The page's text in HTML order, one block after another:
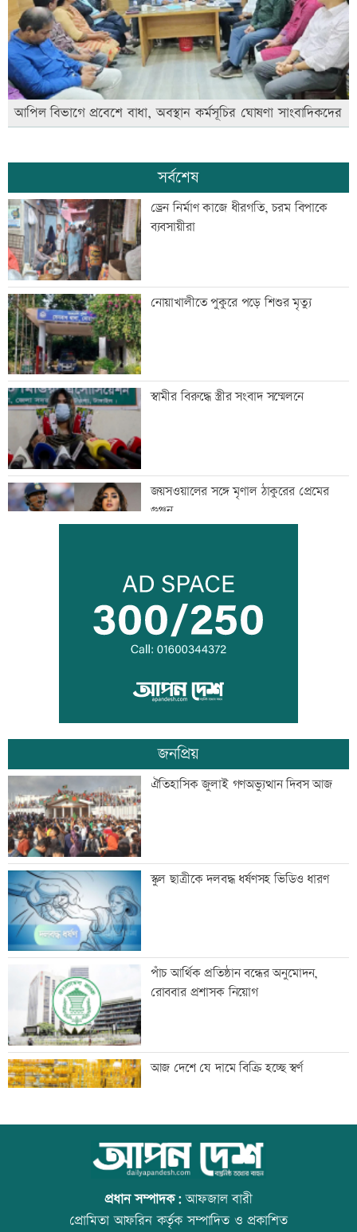
আপিল বিভাগে প্রবেশে বাধা, অবস্থান কর্মসূচির ঘোষণা সাংবাদিকদের
সর্বশেষ
ড্রেন নির্মাণ কাজে ধীরগতি, চরম বিপাকে
ব্যবসায়ীরা
নোয়াখালীতে পুকুরে পড়ে শিশুর মৃত্যু
স্বামীর বিরুদ্ধে স্ত্রীর সংবাদ সম্মেলনে
জয়সওয়ালের সঙ্গে মৃণাল ঠাকুরের প্রেমের
গুঞ্জন
ইউএনওদের মানুষের কল্যাণে কাজ করার
আহবান প্রধানমন্ত্রীর
কালীগঞ্জে ৩ মাদকসেবীকে কারাদণ্ড
স্বেচ্ছাসেবী ফোরামের মাসব্যাপী আবৃত্তি
চিত্রাঙ্কন প্রতিযোগিতা
শাক ধুতে গিয়ে গৃহবধূর মৃত্যু
হাসিনার নির্দেশে সালাহউদ্দিন আহমদকে গুম
করা হয়: তদন্ত
তরুণদের নেতৃত্বেই প্রযুক্তিনির্ভর উন্নয়ন হবে:
তথ্যপ্রযুক্তিমন্ত্রী
লক্ষ্মীপুর জেলা প্রশাসনের ১৪ কর্মকর্তা-
কর্মচারীর বিদায়ী সংবর্ধনা
জনপ্রিয়
ঐতিহাসিক জুলাই গণঅভ্যুত্থান দিবস আজ
স্কুল ছাত্রীকে দলবদ্ধ ধর্ষণসহ ভিডিও ধারণ
পাঁচ আর্থিক প্রতিষ্ঠান বন্ধের অনুমোদন,
রোববার প্রশাসক নিয়োগ
আজ দেশে যে দামে বিক্রি হচ্ছে স্বর্ণ
আজ বিশ্ব বন্ধু দিবস
প্রধান সম্পাদক:আফজাল বারী
প্রোমিতা আফরিন কর্তৃক সম্পাদিত ও প্রকাশিত